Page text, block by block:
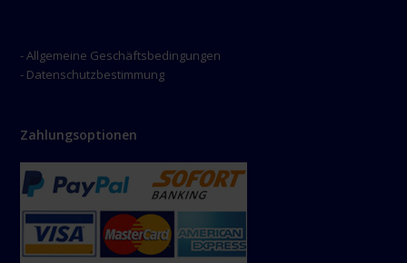
- Allgemeine Geschäftsbedingungen
- Datenschutzbestimmung
Zahlungsoptionen